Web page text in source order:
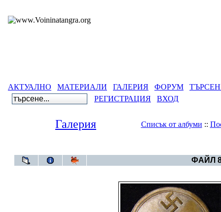
АКТУАЛНО МАТЕРИАЛИ ГАЛЕРИЯ ФОРУМ
РЕГИСТРАЦИЯ
ВХОД
Галерия Списък от албуми ::
ФАЙЛ 8